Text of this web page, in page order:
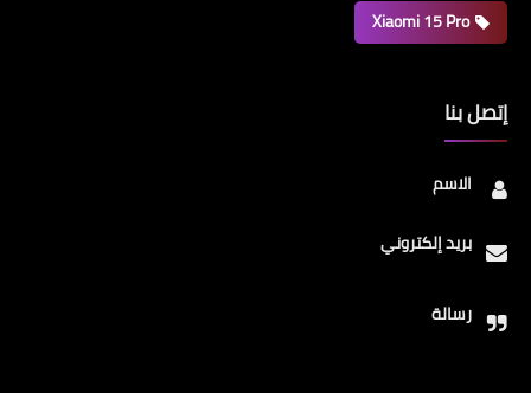
Xiaomi 15 Pro
إتصل بنا
الاسم
بريد إلكتروني
رسالة